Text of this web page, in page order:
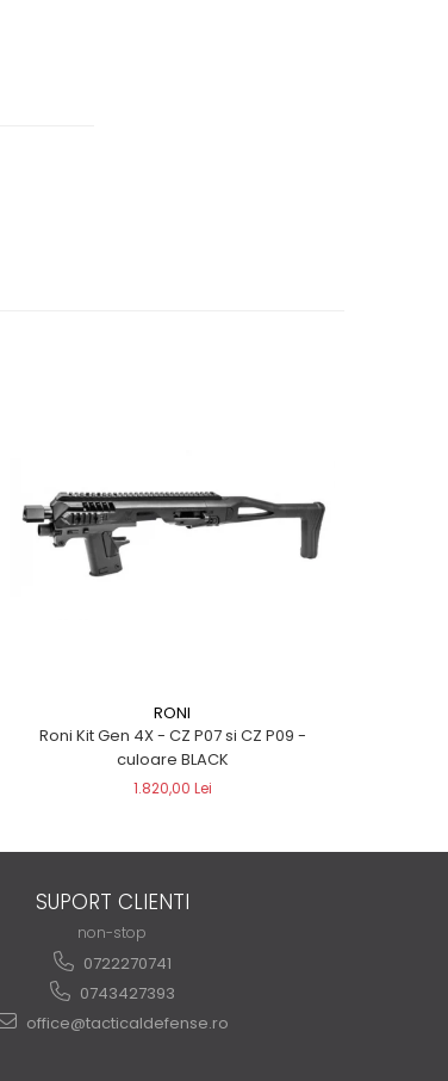
RONI
Roni Kit Gen 4X - CZ P07 si CZ P09 -
culoare BLACK
1.820,00 Lei
SUPORT CLIENTI
non-stop
0722270741
0743427393
office@tacticaldefense.ro